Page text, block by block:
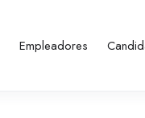
Empleadores